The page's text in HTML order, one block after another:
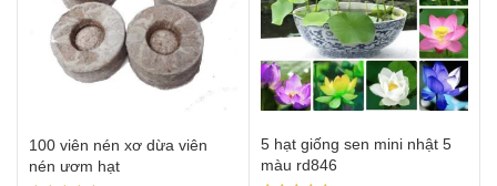
100 viên nén xơ dừa viên
nén ươm hạt
5 hạt giống sen mini nhật 5
màu rd846